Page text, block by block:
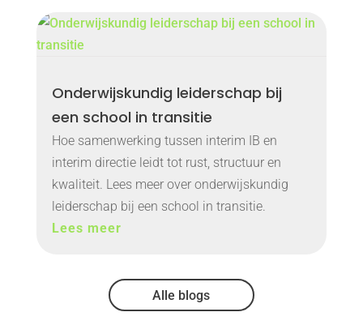
Onderwijskundig leiderschap bij
een school in transitie
Hoe samenwerking tussen interim IB en
interim directie leidt tot rust, structuur en
kwaliteit. Lees meer over onderwijskundig
leiderschap bij een school in transitie.
Lees meer
Alle blogs